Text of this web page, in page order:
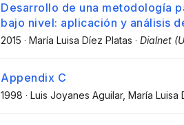
Desarrollo de una metodología
bajo nivel: aplicación y análisis
2015 · María Luisa Díez Platas · Dialnet
Appendix C
1998 · Luis Joyanes Aguilar, María Luisa